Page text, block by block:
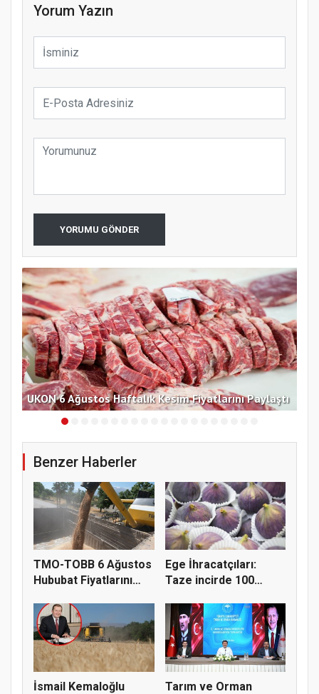
Yorum Yazın
YORUMU GÖNDER
UKON 6 Ağustos Haftalık Kesim Fiyatlarını Paylaştı
Benzer Haberler
TMO-TOBB 6 Ağustos
Hububat Fiyatlarını
Ege İhracatçıları:
Taze incirde 100
İsmail Kemaloğlu
Tarım ve Orman